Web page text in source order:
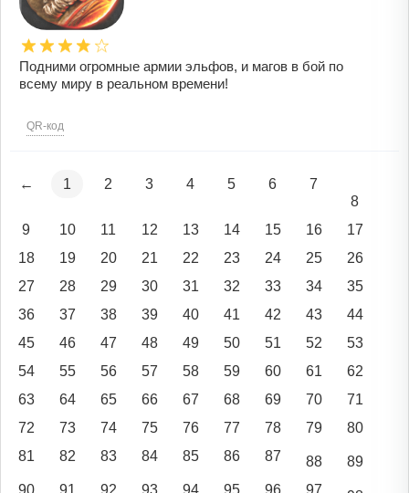
Подними огромные армии эльфов, и магов в бой по
всему миру в реальном времени!
QR-код
← 1 2 3 4 5 6
7
8
9
10 11 12 13 14 15 16
17
18
19 20 21 22 23 24 25
26
27
28 29 30 31 32 33 34
35
36
37 38 39 40 41 42 43
44
45
46 47 48 49 50 51 52
53
54
55 56 57 58 59 60 61
62
63
64 65 66 67 68 69 70
71
72
73 74 75 76 77 78 79
80
81
82 83 84 85 86 87 88
89
90
91 92 93 94 95 96 97